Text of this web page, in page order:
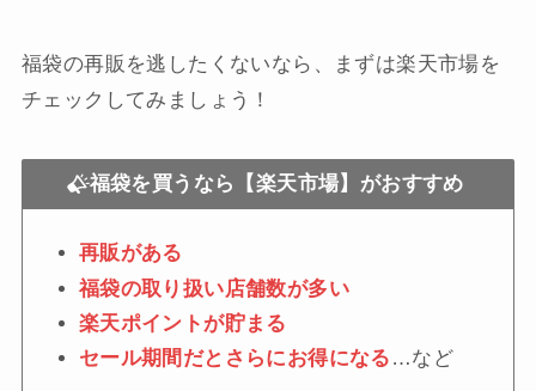
福袋の再販を逃したくないなら、まずは楽天市場を
チェックしてみましょう！
福袋を買うなら【楽天市場】がおすすめ
再販がある
福袋の取り扱い店舗数が多い
楽天ポイントが貯まる
セール期間だとさらにお得になる …など